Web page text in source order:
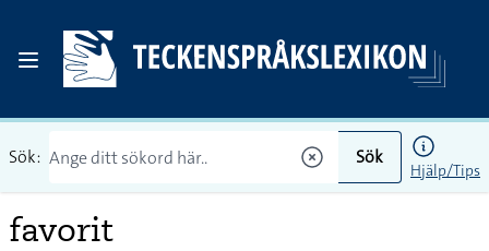
Sök: Sök
Hjälp/Tips
favorit